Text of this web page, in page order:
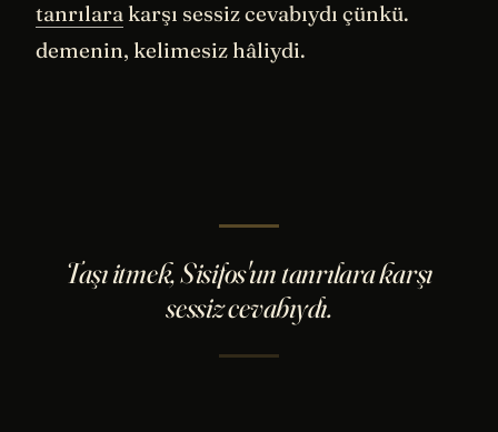
tanrılara karşı sessiz cevabıydı çünkü.
demenin, kelimesiz hâliydi.
Taşı itmek, Sisifos'un tanrılara karşı
sessiz cevabıydı.